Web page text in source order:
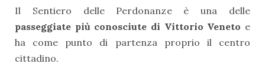
Il Sentiero delle Perdonanze è una delle
passeggiate più conosciute di Vittorio Veneto e
ha come punto di partenza proprio il centro
cittadino.